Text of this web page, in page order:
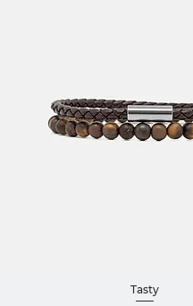
Aperçu rapide
Tasty